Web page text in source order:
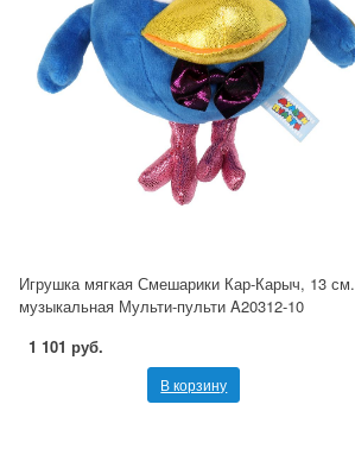
Игрушка мягкая Смешарики Кар-Карыч, 13 см.
музыкальная Мульти-пульти A20312-10
1 101 руб.
В корзину